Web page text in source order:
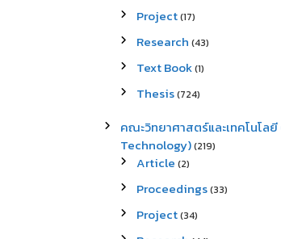
Project(17)
Research (43)
Text Book(1)
Thesis(724)
คณะวิทยาศาสตร์และเทคโนโล
Technology)(219)
Article (2)
Proceedings(33)
Project(34)